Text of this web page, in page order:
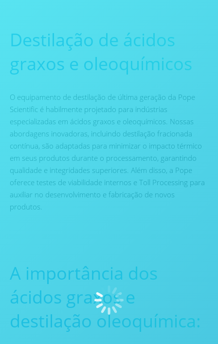
Destilação de ácidos
graxos e oleoquímicos
O equipamento de destilação de última geração da Pope
Scientific é habilmente projetado para indústrias
especializadas em ácidos graxos e oleoquímicos. Nossas
abordagens inovadoras, incluindo destilação fracionada
contínua, são adaptadas para minimizar o impacto térmico
em seus produtos durante o processamento, garantindo
qualidade e integridades superiores. Além disso, a Pope
oferece testes de viabilidade internos e Toll Processing para
auxiliar no desenvolvimento e fabricação de novos
produtos.
A importância dos
ácidos graxos e
destilação oleoquímica: